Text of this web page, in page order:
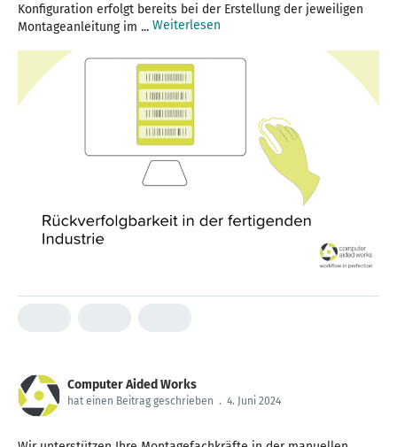
Konfiguration erfolgt bereits bei der Erstellung der jeweiligen
Montageanleitung im ... Weiterlesen
Computer Aided Works
hat einen Beitrag geschrieben . 4. Juni 2024